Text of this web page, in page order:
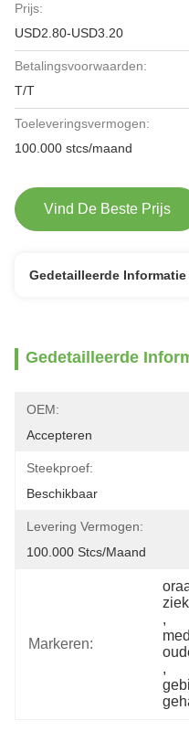
Prijs:
USD2.80-USD3.20
Betalingsvoorwaarden:
T/T
Toeleveringsvermogen:
100.000 stcs/maand
Vind De Beste Prijs
Gedetailleerde Informatie
Gedetailleerde
OEM:
Accepteren
Steekproef:
Beschikbaar
Levering Vermogen:
100.000 Stcs/maand
Markeren:
,
,